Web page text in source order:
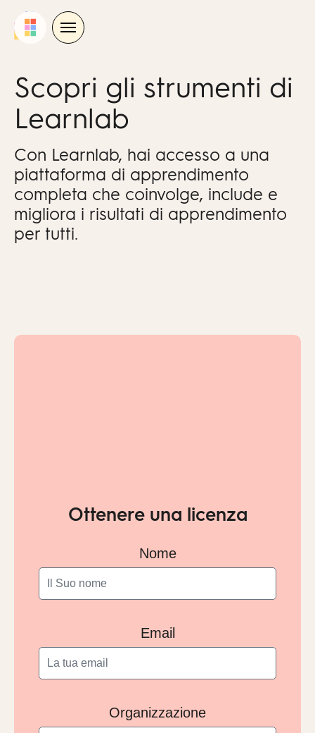
Scopri gli strumenti di
Learnlab
Con Learnlab, hai accesso a una
piattaforma di apprendimento
completa che coinvolge, include e
migliora i risultati di apprendimento
per tutti.
Ottenere una licenza
Nome
Email
Organizzazione